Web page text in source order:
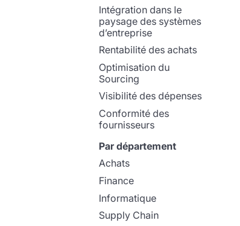
Intégration dans le
paysage des systèmes
d’entreprise
Rentabilité des achats
Optimisation du
Sourcing
Visibilité des dépenses
Conformité des
fournisseurs
Par département
Achats
Finance
Informatique
Supply Chain